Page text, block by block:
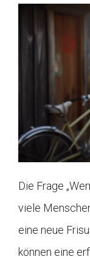
Die Frage
viele
eine neue
können eine